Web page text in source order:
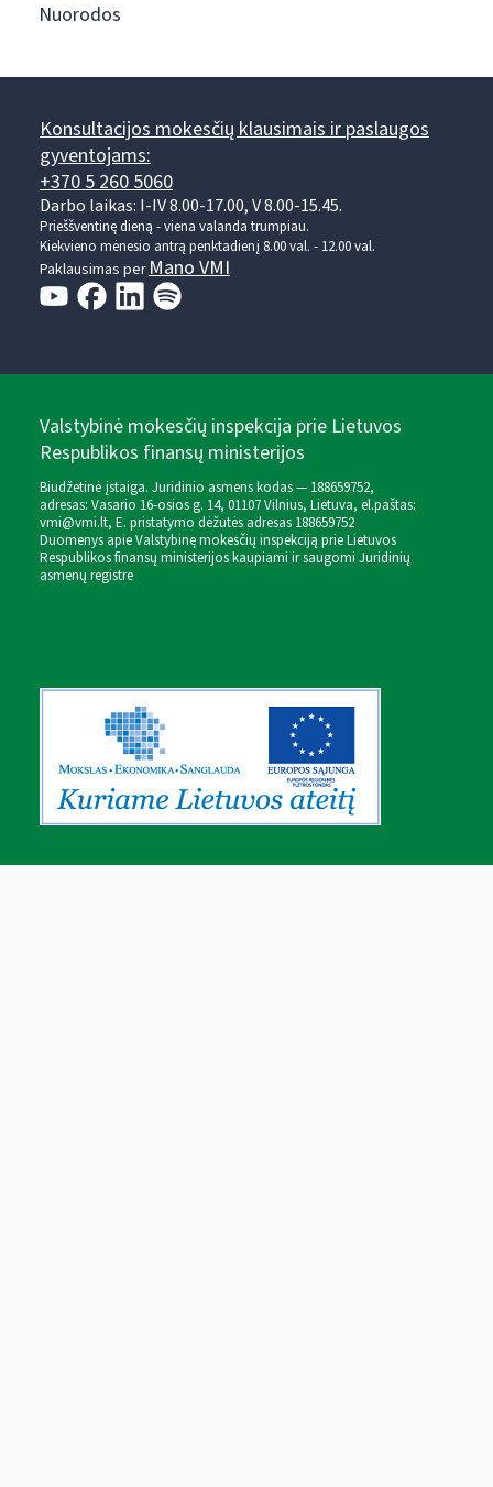
Nuorodos
Konsultacijos mokesčių klausimais ir paslaugos
gyventojams:
+370 5 260 5060
Darbo laikas: I-IV 8.00-17.00, V 8.00-15.45.
Prieššventinę dieną - viena valanda trumpiau.
Kiekvieno mėnesio antrą penktadienį 8.00 val. - 12.00 val.
Paklausimas perMano VMI
Valstybinė mokesčių inspekcija prie Lietuvos
Respublikos finansų ministerijos
Biudžetinė įstaiga. Juridinio asmens kodas — 188659752,
adresas: Vasario 16-osios g. 14, 01107 Vilnius, Lietuva, el.paštas:
vmi@vmi.lt, E. pristatymo dėžutės adresas 188659752
Duomenys apie Valstybinę mokesčių inspekciją prie Lietuvos
Respublikos finansų ministerijos kaupiami ir saugomi Juridinių
asmenų registre